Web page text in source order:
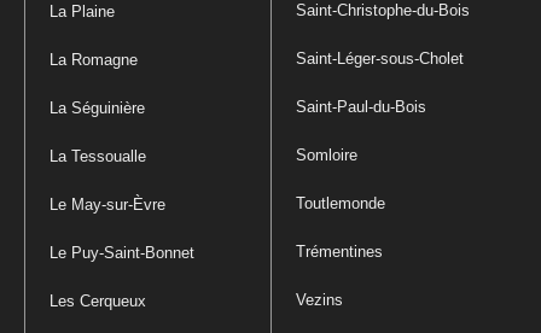
La Plaine
La Romagne
La Séguinière
La Tessoualle
Le May-sur-Èvre
Le Puy-Saint-Bonnet
Les Cerqueux
Saint-Christophe-du-Bois
Saint-Léger-sous-Cholet
Saint-Paul-du-Bois
Somloire
Toutlemonde
Trémentines
Vezins